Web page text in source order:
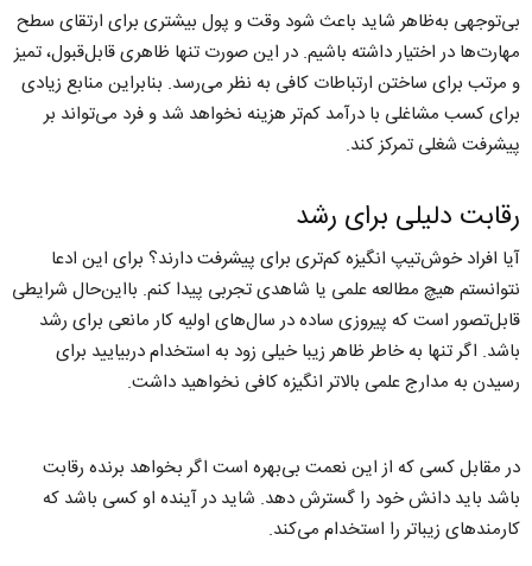
بی‌توجهی به‌ظاهر شاید باعث شود وقت و پول بیشتری برای ارتقای سطح
مهارت‌ها در اختیار داشته باشیم. در این صورت تنها ظاهری قابل‌قبول، تمیز
و مرتب برای ساختن ارتباطات کافی به نظر می‌رسد. بنابراین منابع زیادی
برای کسب مشاغلی با درآمد کم‌تر هزینه نخواهد شد و فرد می‌تواند بر
پیشرفت شغلی تمرکز کند.
رقابت دلیلی برای رشد
آیا افراد خوش‌تیپ انگیزه کم‌تری برای پیشرفت دارند؟ برای این ادعا
نتوانستم هیچ مطالعه علمی یا شاهدی تجربی پیدا کنم. بااین‌حال شرایطی
قابل‌تصور است که پیروزی ساده در سال‌های اولیه کار مانعی برای رشد
باشد. اگر تنها به خاطر ظاهر زیبا خیلی زود به استخدام دربیایید برای
رسیدن به مدارج علمی بالاتر انگیزه کافی نخواهید داشت.
در مقابل کسی که از این نعمت بی‌بهره است اگر بخواهد برنده رقابت
باشد باید دانش خود را گسترش دهد. شاید در آینده او کسی باشد که
کارمندهای زیباتر را استخدام می‌کند.